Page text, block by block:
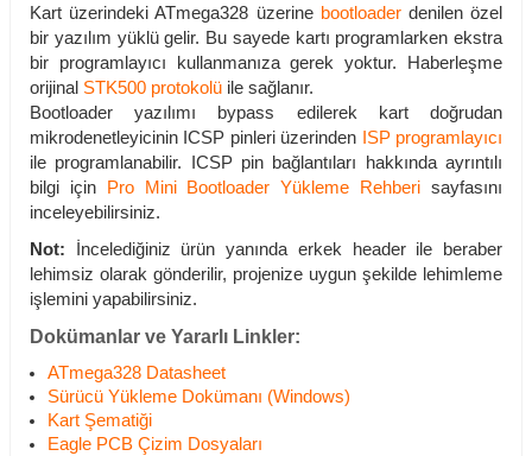
Kart üzerindeki ATmega328 üzerine bootloaderdenilen özel
bir yazılım yüklü gelir. Bu sayede kartı programlarken ekstra
bir programlayıcı kullanmanıza gerek yoktur. Haberleşme
orijinal STK500 protokolü ile sağlanır.
Bootloader yazılımı bypass edilerek kart doğrudan
mikrodenetleyicinin ICSP pinleri üzerinden
ISP programlayıcı
ile programlanabilir. ICSP pin bağlantıları hakkında ayrıntılı
bilgi için
Pro Mini Bootloader Yükleme Rehberi sayfasını
inceleyebilirsiniz.
Not: İncelediğiniz ürün yanında erkek header ile beraber
lehimsiz olarak gönderilir, projenize uygun şekilde lehimleme
işlemini yapabilirsiniz.
Dokümanlar ve Yararlı Linkler:
ATmega328 Datasheet
Sürücü Yükleme Dokümanı (Windows)
Kart Şematiği
Eagle PCB Çizim Dosyaları